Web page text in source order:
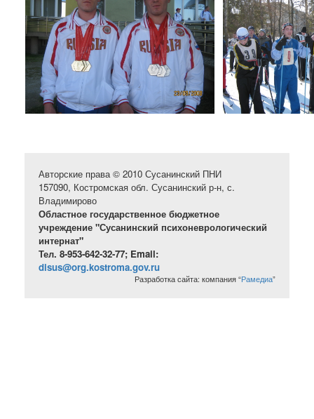
Авторские права © 2010 Сусанинский ПНИ
157090, Костромская обл. Сусанинский р-н, с.
Владимирово
Областное государственное бюджетное
учреждение "Сусанинский психоневрологический
интернат"
Тел. 8-953-642-32-77; Email:
disus@org.kostroma.gov.ru
Разработка сайта: компания “Рамедиа”